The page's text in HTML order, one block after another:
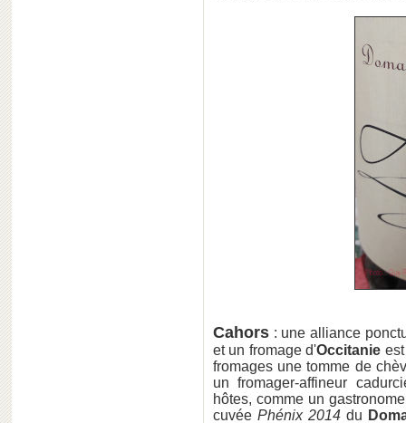
Cahors : une alliance
et un fromage d'Occitanie
fromages une tomme de
un fromager-affineur
hôtes, comme un
cuvéePhénix 2014 du